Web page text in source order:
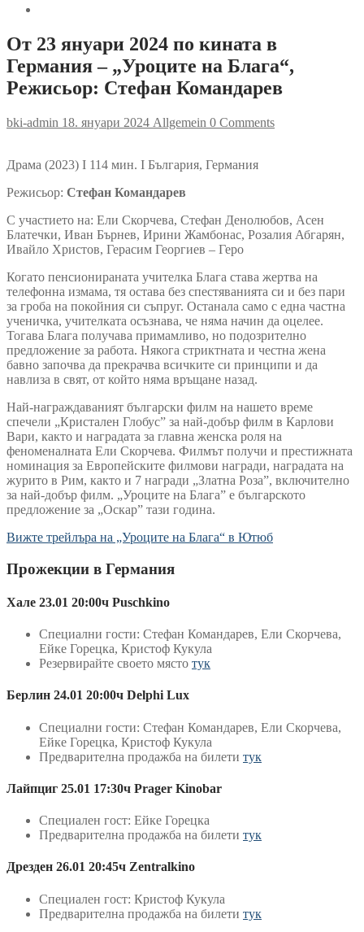
От 23 януари 2024 по кината в
Германия – „Уроците на Блага“,
Режисьор: Стефан Командарев
bki-admin 18. януари 2024 Allgemein 0 Comments
Драма (2023) I 114 мин. I България, Германия
Режисьор: Стефан Командарев
С участието на: Ели Скорчева, Стефан Денолюбов, Асен
Блатечки, Иван Бърнев, Ирини Жамбонас, Розалия Абгарян,
Ивайло Христов, Герасим Георгиев – Геро
Когато пенсионираната учителка Блага става жертва на
телефонна измама, тя остава без спестяванията си и без пари
за гроба на покойния си съпруг. Останала само с една частна
ученичка, учителката осъзнава, че няма начин да оцелее.
Тогава Блага получава примамливо, но подозрително
предложение за работа. Някога стриктната и честна жена
бавно започва да прекрачва всичките си принципи и да
навлиза в свят, от който няма връщане назад.
Най-награждаваният български филм на нашето време
спечели „Кристален Глобус” за най-добър филм в Карлови
Вари, както и наградата за главна женска роля на
феноменалната Ели Скорчева. Филмът получи и престижната
номинация за Европейските филмови награди, наградата на
журито в Рим, както и 7 награди „Златна Роза”, включително
за най-добър филм. „Уроците на Блага” е българското
предложение за „Оскар” тази година.
Вижте трейлъра на „Уроците на Блага“ в Ютюб
Прожекции в Германия
Хале 23.01 20:00ч Puschkino
Специални гости: Стефан Командарев, Ели Скорчева,
Ейке Горецка, Кристоф Кукула
Резервирайте своето място тук
Берлин 24.01 20:00ч Delphi Lux
Специални гости: Стефан Командарев, Ели Скорчева,
Ейке Горецка, Кристоф Кукула
Предварителна продажба на билети тук
Лайпциг 25.01 17:30ч Prager Kinobar
Специален гост: Ейке Горецка
Предварителна продажба на билети тук
Дрезден 26.01 20:45ч Zentralkino
Специален гост: Кристоф Кукула
Предварителна продажба на билети тук